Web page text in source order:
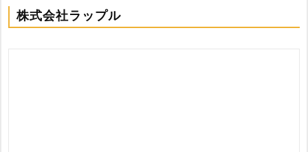
株式会社ラップル